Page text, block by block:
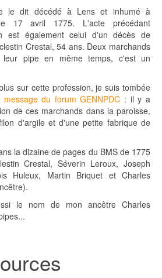
le dit décédé à Lens et inhumé à
le 17 avril 1775. L'acte précédant
est également celui d'un décès de
Crestal, 54 ans. Deux marchands
pipe en même temps, c'est un
sur cette profession, je suis tombée
message du forum GENNPDC : il y a
de ces marchands dans la paroisse,
d'argile et d'une petite fabrique de
la dizaine de pages du BMS de 1775
Crestal, Séverin Leroux, Joseph
Huleux, Martin Briquet et Charles
le nom de mon ancêtre Charles